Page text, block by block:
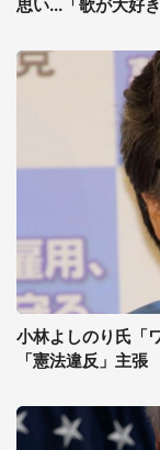
思い...「歌が大好
小林よしのり氏「
「憲法違反」主張